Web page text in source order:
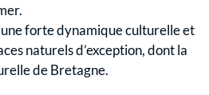
forte dynamique culturelle et
naturels d’exception, dont la
de Bretagne.